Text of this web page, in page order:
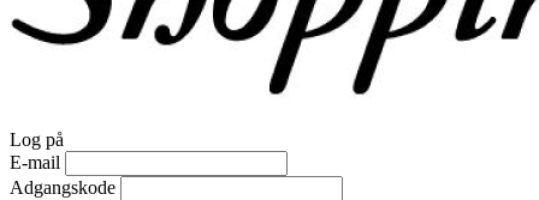
Log på
E-mail
Adgangskode